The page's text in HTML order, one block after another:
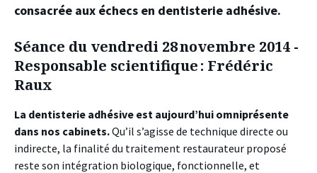
consacrée aux échecs en dentisterie adhésive.
Séance du vendredi 28 novembre 2014 -
Responsable scientifique : Frédéric
Raux
La dentisterie adhésive est aujourd’hui omniprésente
dans nos cabinets.Qu’il s’agisse de technique directe ou
indirecte, la finalité du traitement restaurateur proposé
reste son intégration biologique, fonctionnelle, et